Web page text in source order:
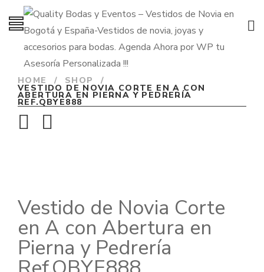
HOME / SHOP /
VESTIDO DE NOVIA CORTE EN A CON
ABERTURA EN PIERNA Y PEDRERÍA
REF.QBYE888
Vestido de Novia Corte
en A con Abertura en
Pierna y Pedrería